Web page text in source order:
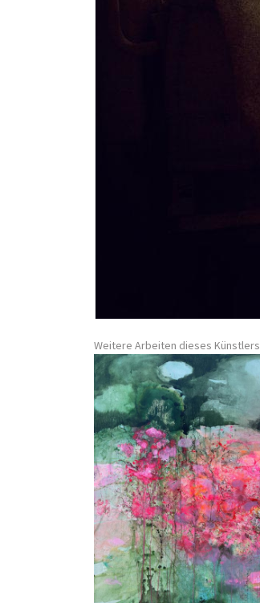
Weitere Arbeiten dieses Künstlers